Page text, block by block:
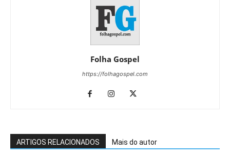
Folha Gospel
https://folhagospel.com
ARTIGOS RELACIONADOS Mais do autor